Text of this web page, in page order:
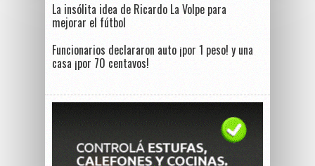
La insólita idea de Ricardo La Volpe para
mejorar el fútbol
Funcionarios declararon auto ¡por 1 peso! y una
casa ¡por 70 centavos!